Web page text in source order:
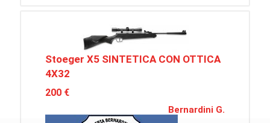
Stoeger X5 SINTETICA CON OTTICA
4X32
200 €
Bernardini G.